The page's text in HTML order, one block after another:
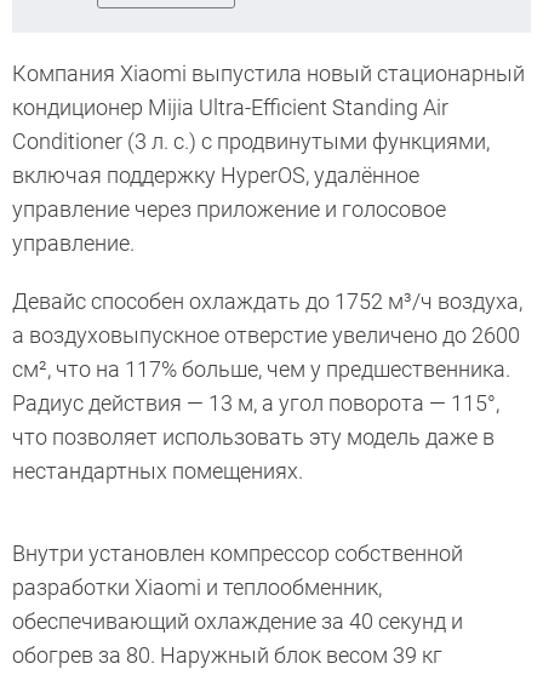
Компания Xiaomi выпустила новый стационарный
кондиционер Mijia Ultra-Efficient Standing Air
Conditioner (3 л. с.) с продвинутыми функциями,
включая поддержку HyperOS, удалённое
управление через приложение и голосовое
управление.
Девайс способен охлаждать до 1752 м³/ч воздуха,
а воздуховыпускное отверстие увеличено до 2600
см², что на 117% больше, чем у предшественника.
Радиус действия — 13 м, а угол поворота — 115°,
что позволяет использовать эту модель даже в
нестандартных помещениях.
Внутри установлен компрессор собственной
разработки Xiaomi и теплообменник,
обеспечивающий охлаждение за 40 секунд и
обогрев за 80. Наружный блок весом 39 кг